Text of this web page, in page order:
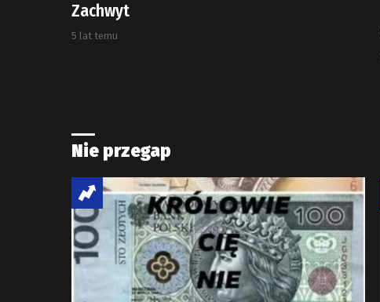
Zachwyt
5 lat temu
Nie przegap